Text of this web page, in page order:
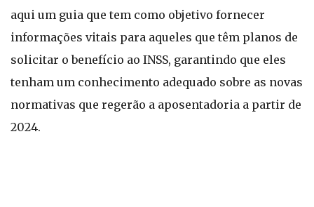
aqui um guia que tem como objetivo fornecer
informações vitais para aqueles que têm planos de
solicitar o benefício ao INSS, garantindo que eles
tenham um conhecimento adequado sobre as novas
normativas que regerão a aposentadoria a partir de
2024.